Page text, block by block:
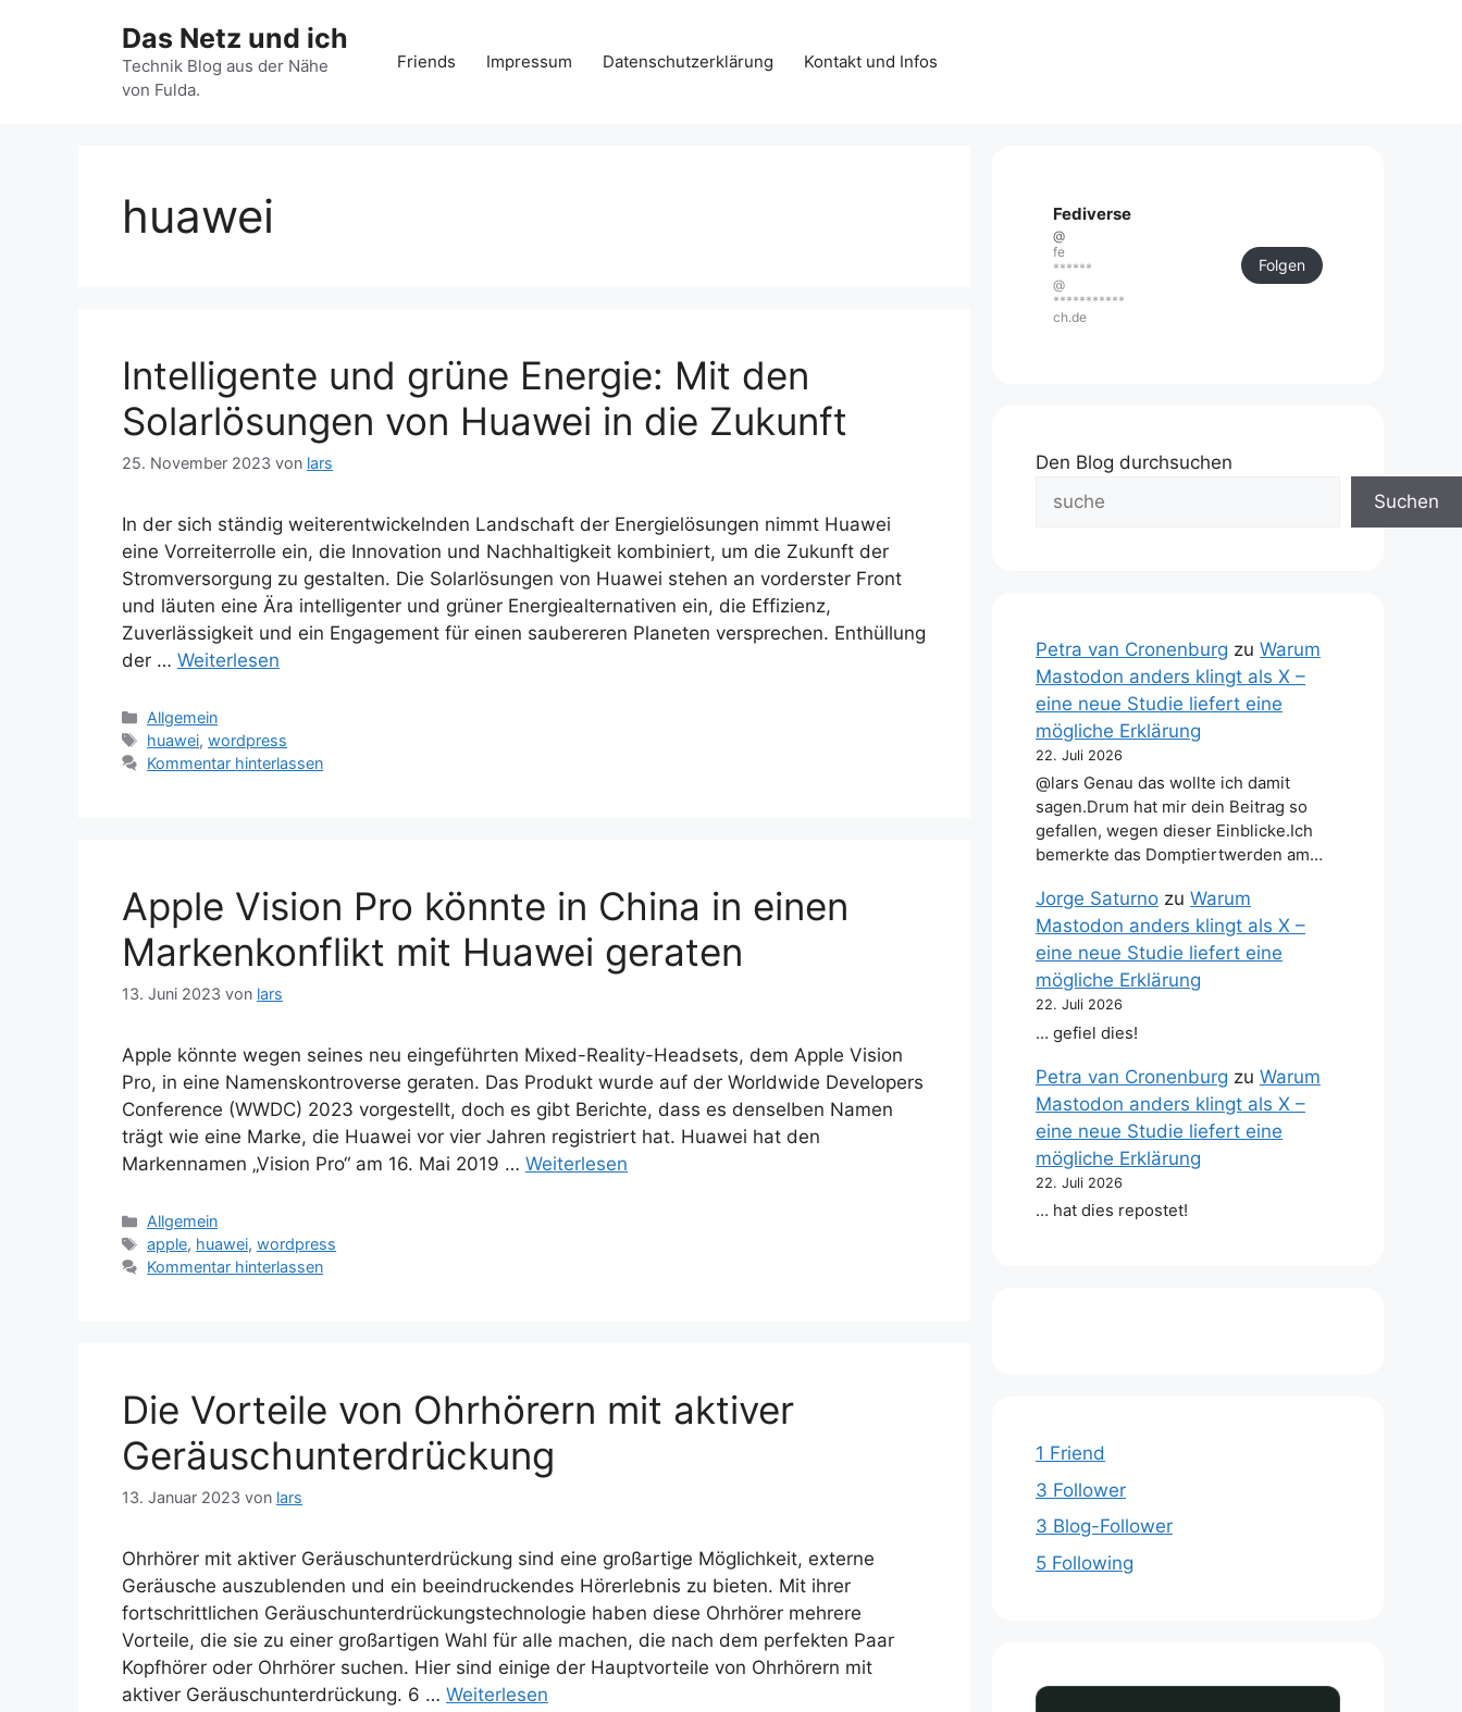
Das Netz und ich
Technik Blog aus der Nähe
von Fulda.
Friends Impressum Datenschutzerklärung Kontakt und Infos
huawei
Intelligente und grüne Energie: Mit den
Solarlösungen von Huawei in die Zukunft
25. November 2023 von lars
In der sich ständig weiterentwickelnden Landschaft der Energielösungen nimmt Huawei
eine Vorreiterrolle ein, die Innovation und Nachhaltigkeit kombiniert, um die Zukunft der
Stromversorgung zu gestalten. Die Solarlösungen von Huawei stehen an vorderster Front
und läuten eine Ära intelligenter und grüner Energiealternativen ein, die Effizienz,
Zuverlässigkeit und ein Engagement für einen saubereren Planeten versprechen. Enthüllung
der … Weiterlesen
Kategorien
Allgemein
Schlagwörter
huawei,wordpress
Kommentar hinterlassen
Apple Vision Pro könnte in China in einen
Markenkonflikt mit Huawei geraten
13. Juni 2023 von lars
Apple könnte wegen seines neu eingeführten Mixed-Reality-Headsets, dem Apple Vision
Pro, in eine Namenskontroverse geraten. Das Produkt wurde auf der Worldwide Developers
Conference (WWDC) 2023 vorgestellt, doch es gibt Berichte, dass es denselben Namen
trägt wie eine Marke, die Huawei vor vier Jahren registriert hat. Huawei hat den
Markennamen „Vision Pro“ am 16. Mai 2019 … Weiterlesen
Kategorien
Allgemein
Schlagwörter
apple, huawei,wordpress
Kommentar hinterlassen
Die Vorteile von Ohrhörern mit aktiver
Geräuschunterdrückung
13. Januar 2023 von lars
Ohrhörer mit aktiver Geräuschunterdrückung sind eine großartige Möglichkeit, externe
Geräusche auszublenden und ein beeindruckendes Hörerlebnis zu bieten. Mit ihrer
fortschrittlichen Geräuschunterdrückungstechnologie haben diese Ohrhörer mehrere
Vorteile, die sie zu einer großartigen Wahl für alle machen, die nach dem perfekten Paar
Kopfhörer oder Ohrhörer suchen. Hier sind einige der Hauptvorteile von Ohrhörern mit
aktiver Geräuschunterdrückung. 6 … Weiterlesen
Fediverse
@
fe
******
@
***********
ch.de
Folgen
Den Blog durchsuchen
Suchen
Petra van Cronenburg zu Warum
Mastodon anders klingt als X –
eine neue Studie liefert eine
mögliche Erklärung
22. Juli 2026
@lars Genau das wollte ich damit
sagen.Drum hat mir dein Beitrag so
gefallen, wegen dieser Einblicke.Ich
bemerkte das Domptiertwerden am…
Jorge Saturno zu Warum
Mastodon anders klingt als X –
eine neue Studie liefert eine
mögliche Erklärung
22. Juli 2026
… gefiel dies!
Petra van Cronenburg zu Warum
Mastodon anders klingt als X –
eine neue Studie liefert eine
mögliche Erklärung
22. Juli 2026
… hat dies repostet!
1 Friend
3 Follower
3 Blog-Follower
5 Following